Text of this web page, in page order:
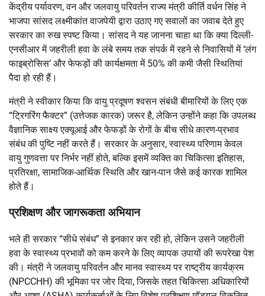
केंद्रीय पर्यावरण, वन और जलवायु परिवर्तन राज्य मंत्री कीर्ति वर्धन सिंह ने
भाजपा सांसद लक्ष्मीकांत वाजपेयी द्वारा उठाए गए सवालों का जवाब देते हुए
सरकार का रुख स्पष्ट किया। सांसद ने यह जानना चाहा था कि क्या दिल्ली-
एनसीआर में जहरीली हवा के लंबे समय तक संपर्क में रहने से निवासियों में ‘लंग
फाइब्रोसिस’ और फेफड़ों की कार्यक्षमता में 50% की कमी जैसी स्थितियां
पैदा हो रही हैं।
मंत्री ने स्वीकार किया कि वायु प्रदूषण श्वसन संबंधी बीमारियों के लिए एक
“ट्रिगरिंग फैक्टर” (उत्तेजक कारक) जरूर है, लेकिन उन्होंने कहा कि उपलब्ध
वैज्ञानिक साक्ष्य एक्यूआई और फेफड़ों के रोगों के बीच सीधे कारण-प्रभाव
संबंध की पुष्टि नहीं करते हैं। सरकार के अनुसार, स्वास्थ्य परिणाम केवल
वायु गुणवत्ता पर निर्भर नहीं होते, बल्कि इसमें व्यक्ति का चिकित्सा इतिहास,
प्रतिरक्षा, सामाजिक-आर्थिक स्थिति और खान-पान जैसे कई कारक शामिल
होते हैं।
प्रशिक्षण और जागरूकता अभियान
भले ही सरकार “सीधे संबंध” से इनकार कर रही हो, लेकिन उसने जहरीली
हवा के स्वास्थ्य प्रभावों को कम करने के लिए व्यापक उपायों की रूपरेखा पेश
की।मंत्री नेजलवायु परिवर्तन और मानव स्वास्थ्य पर राष्ट्रीय कार्यक्रम
(NPCCHH) की भूमिका पर जोर दिया, जिसके तहत चिकित्सा अधिकारियों